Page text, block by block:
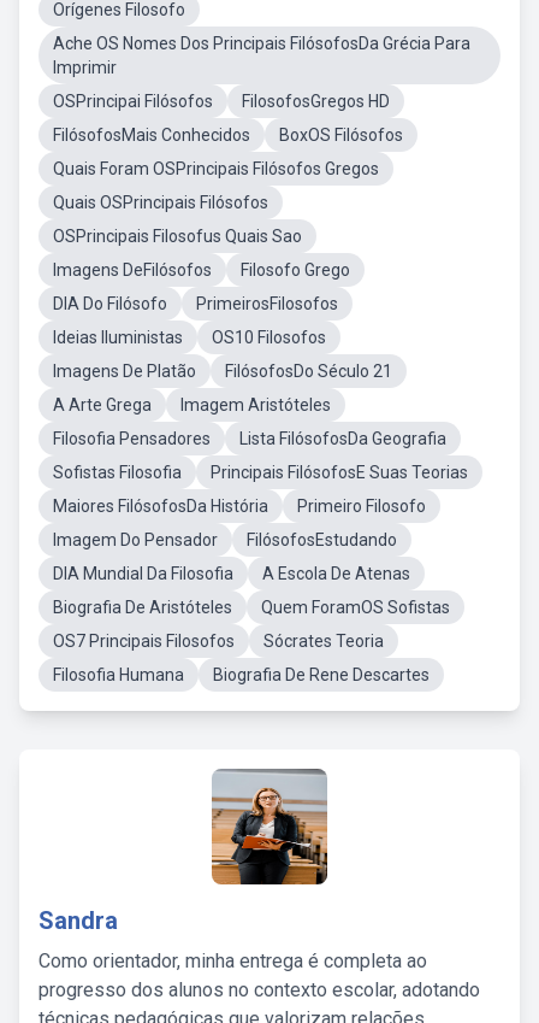
Orígenes Filosofo
Ache OS Nomes Dos Principais FilósofosDa Grécia Para
Imprimir
OSPrincipai Filósofos
FilosofosGregos HD
FilósofosMais Conhecidos
BoxOS Filósofos
Quais Foram OSPrincipais Filósofos Gregos
Quais OSPrincipais Filósofos
OSPrincipais Filosofus Quais Sao
Imagens DeFilósofos
Filosofo Grego
DIA Do Filósofo
PrimeirosFilosofos
Ideias Iluministas
OS10 Filosofos
Imagens De Platão
FilósofosDo Século 21
A Arte Grega
Imagem Aristóteles
Filosofia Pensadores
Lista FilósofosDa Geografia
Sofistas Filosofia
Principais FilósofosE Suas Teorias
Maiores FilósofosDa História
Primeiro Filosofo
Imagem Do Pensador
FilósofosEstudando
DIA Mundial Da Filosofia
A Escola De Atenas
Biografia De Aristóteles
Quem ForamOS Sofistas
OS7 Principais Filosofos
Sócrates Teoria
Filosofia Humana
Biografia De Rene Descartes
Sandra
Como orientador, minha entrega é completa ao
progresso dos alunos no contexto escolar, adotando